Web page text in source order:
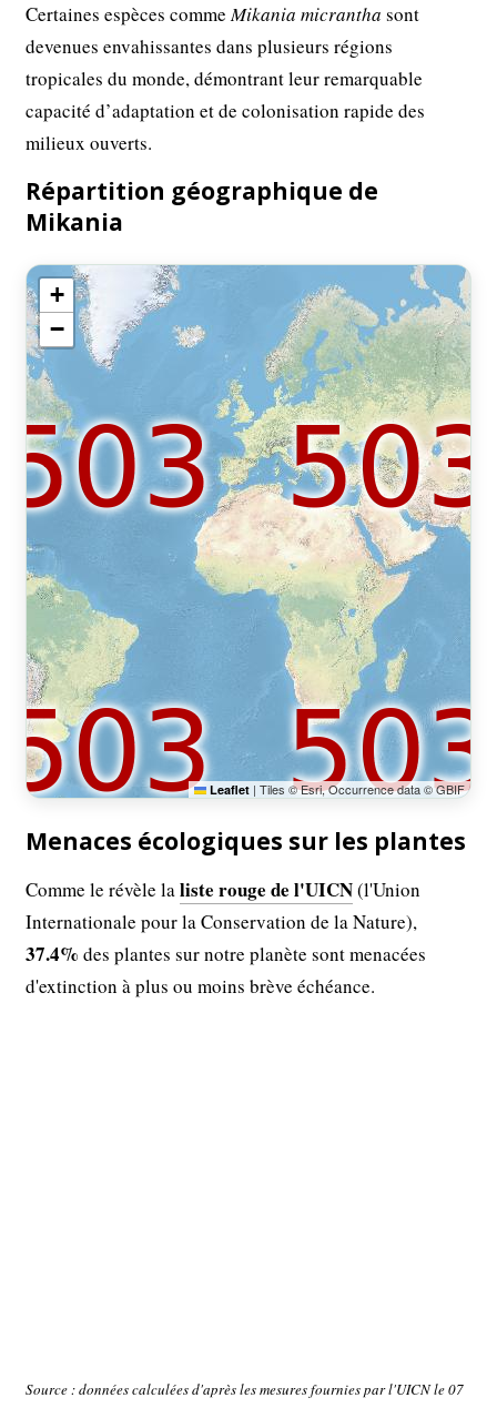
Certaines espèces commeMikania micrantha sont
devenues envahissantes dans plusieurs régions
tropicales du monde, démontrant leur remarquable
capacité d’adaptation et de colonisation rapide des
milieux ouverts.
Répartition géographique de
Mikania
+
−
Leaflet | Tiles © Esri, Occurrence data © GBIF
Menaces écologiques sur les plantes
Comme le révèle laliste rouge de l'UICN(l'Union
Internationale pour la Conservation de la Nature),
37.4% des plantes sur notre planète sont menacées
d'extinction à plus ou moins brève échéance.
Source : données calculées d'après les mesures fournies par l'UICN le 07